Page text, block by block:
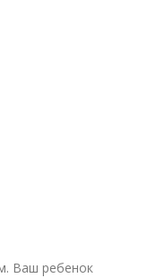
Ваш ребенок